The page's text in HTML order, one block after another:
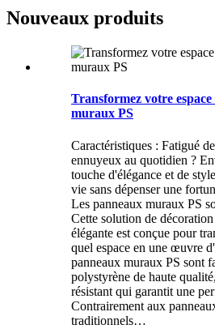
Nouveaux produits
Transformez votre espace
muraux PS
Caractéristiques : Fatigué
ennuyeux au quotidien ?
touche d'élégance et de
vie sans dépenser une
Les panneaux muraux PS
Cette solution de
élégante est conçue pour
quel espace en une œuvre
panneaux muraux PS sont
polystyrène de haute
résistant qui garantit une
Contrairement aux
traditionnels…